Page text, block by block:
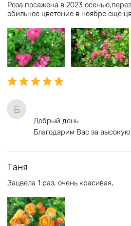
Роза посажена в 2023
обильное цветение в ноябре ещё
Б
Добрый день.
Благодарим Вас за
Таня
Зацвела 1 раз, очень красивая,